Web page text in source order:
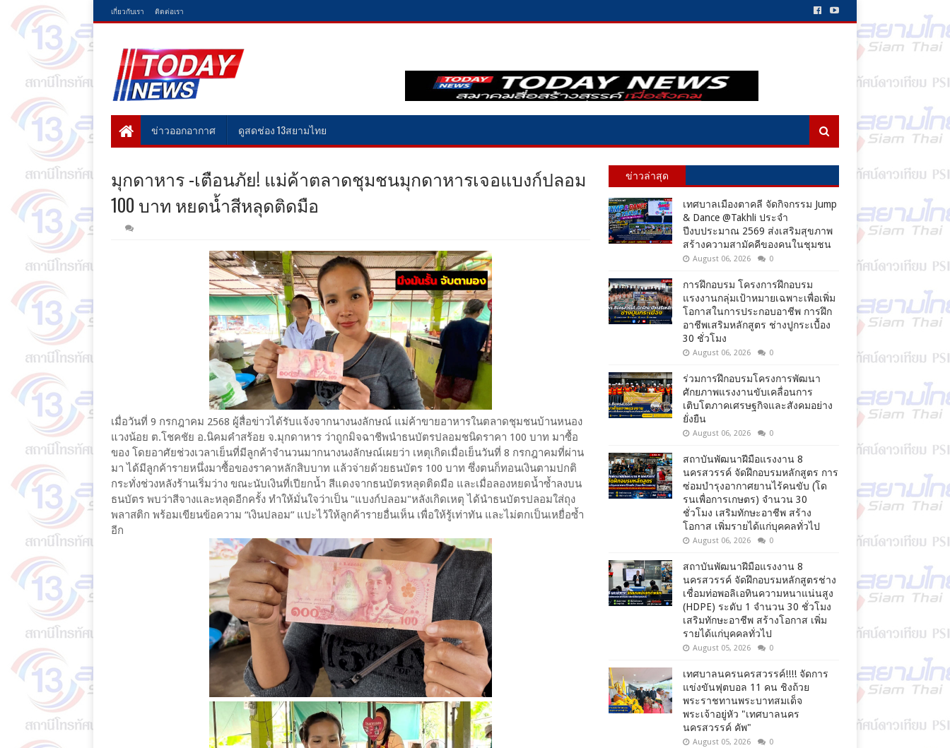
เกี่ยวกับเรา ติดต่อเรา
ข่าวออกอากาศ ดูสดช่อง 13สยามไทย
มุกดาหาร​ -​เตือนภัย! แม่ค้าตลาดชุมชนมุกดาหารเจอแบงก์ปลอม
100 บาท หยดน้ำสีหลุดติดมือ
เมื่อวันที่ 9 กรกฎาคม 2568 ผู้สื่อข่าวได้รับแจ้งจากนางนงลักษณ์ แม่ค้าขายอาหารในตลาดชุมชนบ้านหนอง
แวงน้อย ต.โชคชัย อ.นิคมคำสร้อย จ.มุกดาหาร ว่าถูกมิจฉาชีพนำธนบัตรปลอมชนิดราคา 100 บาท มาซื้อ
ของ โดยอาศัยช่วงเวลาเย็นที่มีลูกค้าจำนวนมากนางนงลักษณ์เผยว่า เหตุเกิดเมื่อเย็นวันที่ 8 กรกฎาคมที่ผ่าน
มา ได้มีลูกค้ารายหนึ่งมาซื้อของราคาหลักสิบบาท แล้วจ่ายด้วยธนบัตร 100 บาท ซึ่งตนก็ทอนเงินตามปกติ
กระทั่งช่วงหลังร้านเริ่มว่าง ขณะนับเงินที่เปียกน้ำ สีแดงจากธนบัตรหลุดติดมือ และเมื่อลองหยดน้ำซ้ำลงบน
ธนบัตร พบว่าสีจางและหลุดอีกครั้ง ทำให้มั่นใจว่าเป็น "แบงก์ปลอม"หลังเกิดเหตุ ได้นำธนบัตรปลอมใส่ถุง
พลาสติก พร้อมเขียนข้อความ “เงินปลอม” แปะไว้ให้ลูกค้ารายอื่นเห็น เพื่อให้รู้เท่าทัน และไม่ตกเป็นเหยื่อซ้ำ
อีก
ข่าวล่าสุด
เทศบาลเมืองตาคลี จัดกิจกรรม Jump
& Dance @Takhli ประจำ
ปีงบประมาณ 2569 ส่งเสริมสุขภาพ
สร้างความสามัคคีของคนในชุมชน
August 06, 2026 0
การฝึกอบรม โครงการฝึกอบรม
แรงงานกลุ่มเป้าหมายเฉพาะเพื่อเพิ่ม
โอกาสในการประกอบอาชีพ การฝึก
อาชีพเสริมหลักสูตร ช่างปูกระเบื้อง
30 ชั่วโมง
August 06, 2026 0
ร่วมการฝึกอบรมโครงการพัฒนา
ศักยภาพแรงงานขับเคลื่อนการ
เติบโตภาคเศรษฐกิจและสังคมอย่าง
ยั่งยืน
August 06, 2026 0
สถาบันพัฒนาฝีมือแรงงาน 8
นครสวรรค์ จัดฝึกอบรมหลักสูตร การ
ซ่อมบำรุงอากาศยานไร้คนขับ (โด
รนเพื่อการเกษตร) จำนวน 30
ชั่วโมง เสริมทักษะอาชีพ สร้าง
โอกาส เพิ่มรายได้แก่บุคคลทั่วไป
August 06, 2026 0
สถาบันพัฒนาฝีมือแรงงาน 8
นครสวรรค์ จัดฝึกอบรมหลักสูตรช่าง
เชื่อมท่อพอลิเอทินความหนาแน่นสูง
(HDPE) ระดับ 1 จำนวน 30 ชั่วโมง
เสริมทักษะอาชีพ สร้างโอกาส เพิ่ม
รายได้แก่บุคคลทั่วไป
August 05, 2026 0
เทศบาลนครนครสวรรค์!!!! จัดการ
แข่งขันฟุตบอล 11 คน ชิงถ้วย
พระราชทานพระบาทสมเด็จ
พระเจ้าอยู่หัว "เทศบาลนคร
นครสวรรค์ คัพ"
August 05, 2026 0